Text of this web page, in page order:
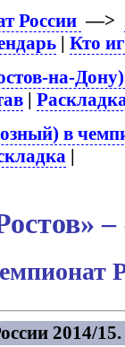
России —>
|Кто
на-
|
в
|
2014/